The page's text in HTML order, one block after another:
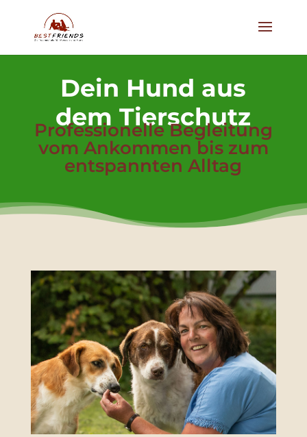
Dein Hund aus
dem Tierschutz
Professionelle Begleitung
vom Ankommen bis zum
entspannten Alltag